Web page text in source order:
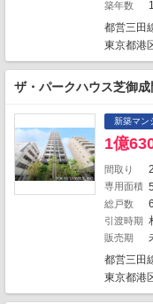
1
2
1
1884件中
築年数
都営三田
東京都港
ザ・パークハウス芝御成
新築マン
1億
間取り
専用面積
総戸数
引渡時期
販売期
都営三田
東京都港